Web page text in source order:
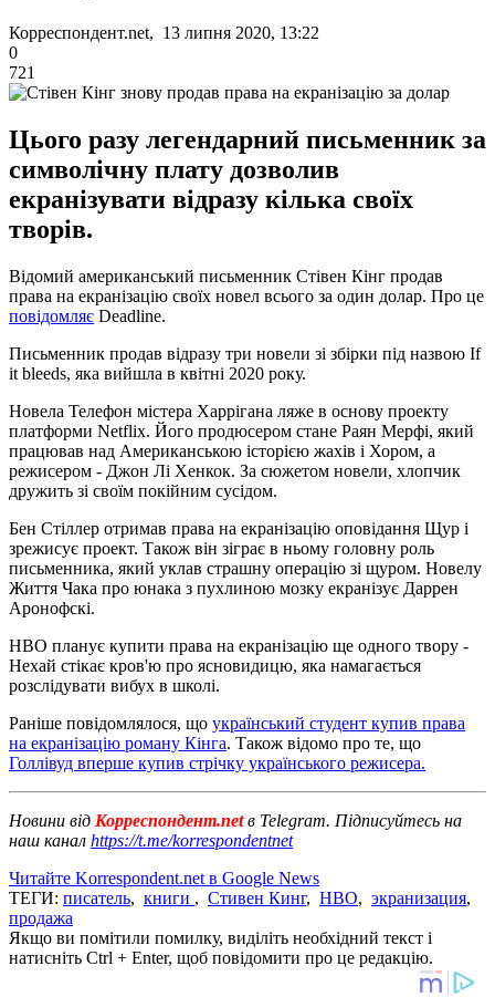
Корреспондент.net, 13 липня 2020, 13:22
0
721
Цього разу легендарний письменник за
символічну плату дозволив
екранізувати відразу кілька своїх
творів.
Відомий американський письменник Стівен Кінг продав
права на екранізацію своїх новел всього за один долар. Про це
повідомляє Deadline.
Письменник продав відразу три новели зі збірки під назвою If
it bleeds, яка вийшла в квітні 2020 року.
Новела Телефон містера Харрігана ляже в основу проекту
платформи Netflix. Його продюсером стане Раян Мерфі, який
працював над Американською історією жахів і Хором, а
режисером - Джон Лі Хенкок. За сюжетом новели, хлопчик
дружить зі своїм покійним сусідом.
Бен Стіллер отримав права на екранізацію оповідання Щур і
зрежисує проект. Також він зіграє в ньому головну роль
письменника, який уклав страшну операцію зі щуром. Новелу
Життя Чака про юнака з пухлиною мозку екранізує Даррен
Аронофскі.
HBO планує купити права на екранізацію ще одного твору -
Нехай стікає кров'ю про ясновидицю, яка намагається
розслідувати вибух в школі.
Раніше повідомлялося, що український студент купив права
на екранізацію роману Кінга. Також відомо про те, що
Голлівуд вперше купив стрічку українського режисера.
Новини від Корреспондент.netв Telegram. Підписуйтесь на
наш канал https://t.me/korrespondentnet
Читайте Korrespondent.net в Google News
ТЕГИ: писатель, книги , Стивен Кинг, HBO, экранизация,
продажа
Якщо ви помітили помилку, виділіть необхідний текст і
натисніть Ctrl + Enter, щоб повідомити про це редакцію.